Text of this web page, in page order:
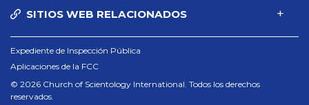
SITIOS WEB RELACIONADOS
Expediente de Inspección Pública
Aplicaciones de la FCC
© 2026 Church of Scientology International. Todos los derechos
reservados.